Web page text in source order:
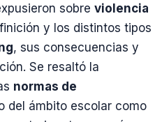
sobre violencia
y los distintos tipos
, sus consecuencias y
Se resaltó la
normas de
del ámbito escolar como